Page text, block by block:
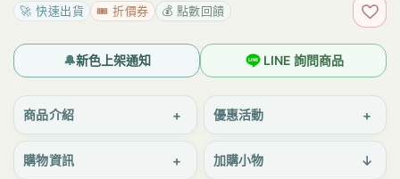
🚀 快速出貨 🎟️ 折價券 💰 點數回饋 加
LINE 詢問商品
🔔新色上架通知
商品介紹 + 優惠活動 +
購物資訊 + 加購小物 ↓